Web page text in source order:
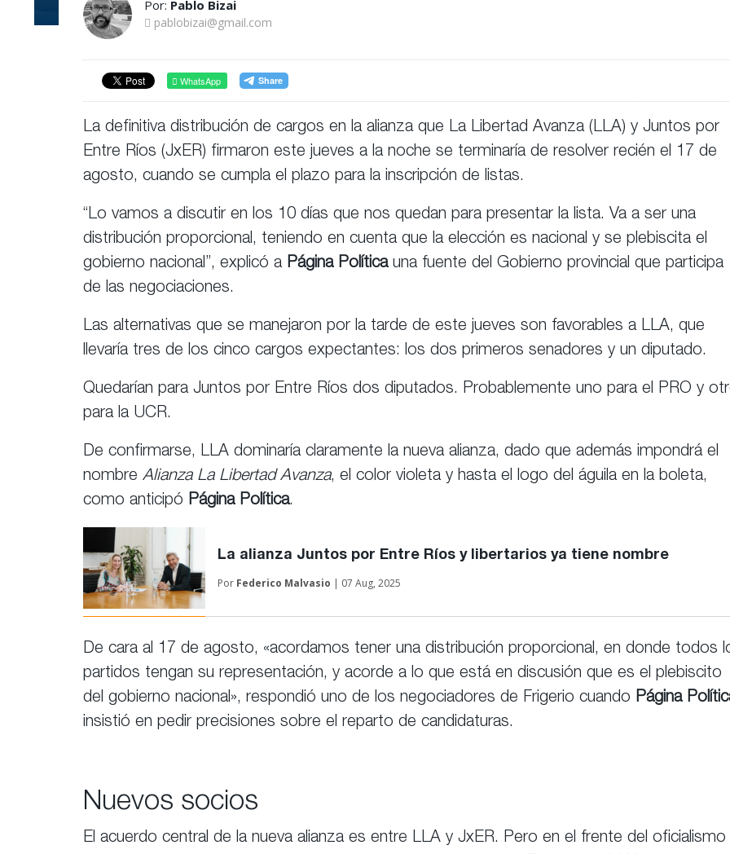
Por: Pablo Bizai
pablobizai@gmail.com
WhatsApp
La definitiva distribución de cargos en la alianza que La Libertad Avanza (LLA) y Juntos por
Entre Ríos (JxER) firmaron este jueves a la noche se terminaría de resolver recién el 17 de
agosto, cuando se cumpla el plazo para la inscripción de listas.
“Lo vamos a discutir en los 10 días que nos quedan para presentar la lista. Va a ser una
distribución proporcional, teniendo en cuenta que la elección es nacional y se plebiscita el
gobierno nacional”, explicó a Página Políticauna fuente del Gobierno provincial que participa
de las negociaciones.
Las alternativas que se manejaron por la tarde de este jueves son favorables a LLA, que
llevaría tres de los cinco cargos expectantes: los dos primeros senadores y un diputado.
Quedarían para Juntos por Entre Ríos dos diputados. Probablemente uno para el PRO y
para la UCR.
De confirmarse, LLA dominaría claramente la nueva alianza, dado que además impondrá el
nombre Alianza La Libertad Avanza, el color violeta y hasta el logo del águila en la boleta,
como anticipó Página Política.
La alianza Juntos por Entre Ríos y libertarios ya tiene nombre
Por Federico Malvasio | 07 Aug, 2025
De cara al 17 de agosto, «acordamos tener una distribución proporcional, en donde todos
partidos tengan su representación, y acorde a lo que está en discusión que es el plebiscito
del gobierno nacional», respondió uno de los negociadores de Frigerio cuando Página
insistió en pedir precisiones sobre el reparto de candidaturas.
Nuevos socios
El acuerdo central de la nueva alianza es entre LLA y JxER. Pero en el frente del oficialismo